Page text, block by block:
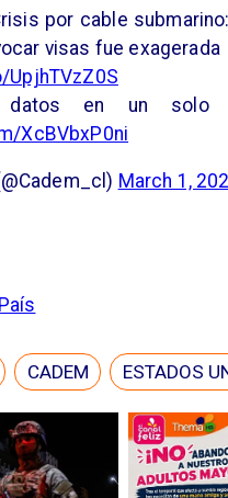
por cable
visas fue exagerada
datos en un solo
XcBVbxP0ni
March 1,
CADEM ESTADOS